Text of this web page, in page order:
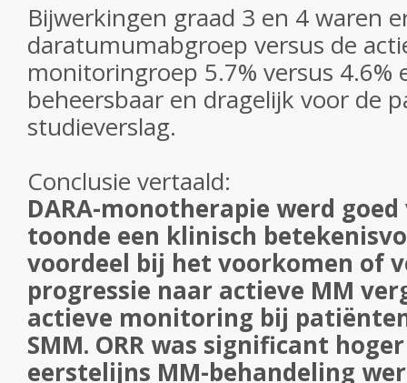
Bijwerkingen graad 3 en 4 waren
daratumumabgroep versus de
monitoringroep 5.7% versus 4.6%
beheersbaar en dragelijk voor de
studieverslag.
Conclusie vertaald:
DARA-monotherapie werd
toonde een klinisch
voordeel bij het voorkomen of
progressie naar actieve MM
actieve monitoring bij
SMM. ORR was significant
eerstelijns MM-behandeling